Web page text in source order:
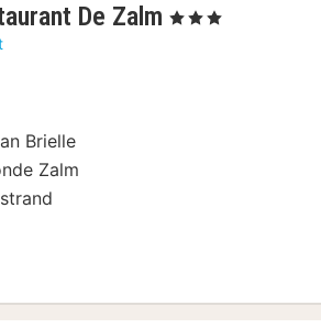
De Zalm 1
, 3 Sterren
Brielle
Zalm